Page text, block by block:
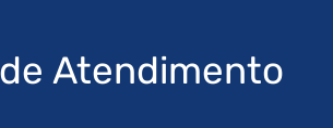
Atendimento